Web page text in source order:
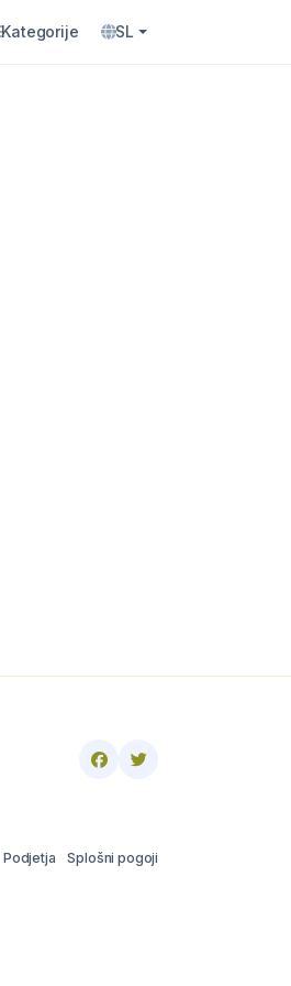
Kategorije SL
Podjetja Splošni pogoji